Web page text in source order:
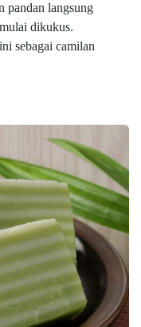
pandan langsung
dikukus.
sebagai camilan